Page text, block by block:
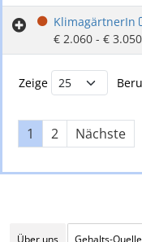
KlimagärtnerIn
€ 2.060 - € 3.050
Zeige
1 2 Nächste
Über uns Gehalts-